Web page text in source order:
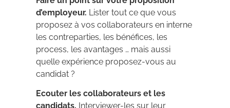
d’employeur. Lister tout ce que vous
proposez à vos collaborateurs en interne
les contreparties, les bénéfices, les
process, les avantages … mais aussi
quelle expérience proposez-vous au
candidat ?
Ecouter les collaborateurs et les
candidats. Interviewer-les sur leur